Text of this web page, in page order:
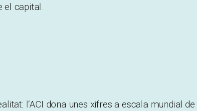
el capital.
l’ACI dona unes xifres a escala mundial de